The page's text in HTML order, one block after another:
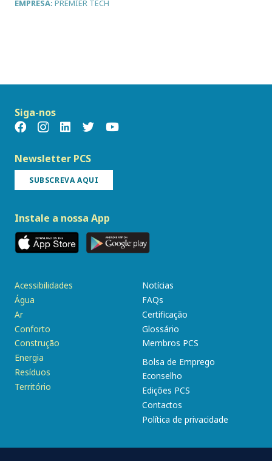
EMPRESA: PREMIER TECH
Siga-nos
Newsletter PCS
SUBSCREVA AQUI
Instale a nossa App
Acessibilidades
Água
Ar
Conforto
Construção
Energia
Resíduos
Território
Notícias
FAQs
Certificação
Glossário
Membros PCS
Bolsa de Emprego
Econselho
Edições PCS
Contactos
Política de privacidade